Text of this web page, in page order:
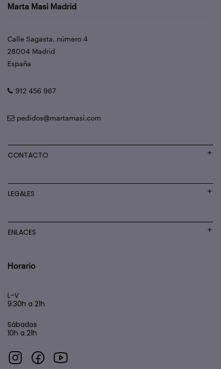
Marta Masi Madrid
Calle Sagasta, número 4
28004 Madrid
España
912 456 967
pedidos@martamasi.com
CONTACTO
LEGALES
ENLACES
Horario
L-V
9:30h a 21h
Sábados
10h a 21h